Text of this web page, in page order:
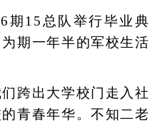
15总队举行毕业典
期一年半的军校生活
出大学校门走入社
青春年华。不知二老